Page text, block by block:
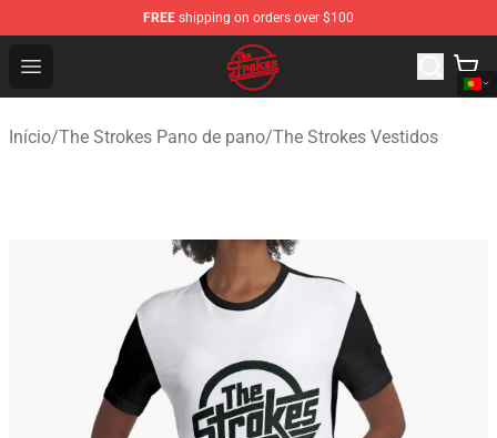
FREE shipping on orders over $100
Open menu
The Strokes Shop - Official The Strokes Merchandise
Início/The Strokes Pano de pano/The Strokes Vestidos